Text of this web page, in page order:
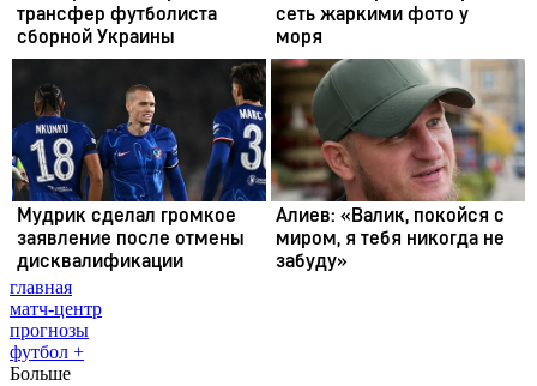
главная
матч-центр
прогнозы
футбол +
Больше